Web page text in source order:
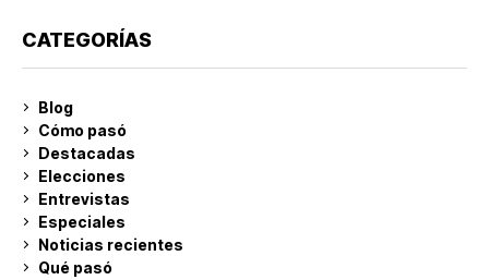
CATEGORÍAS
Blog
Cómo pasó
Destacadas
Elecciones
Entrevistas
Especiales
Noticias recientes
Qué pasó